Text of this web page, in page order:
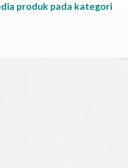
produk pada kategori